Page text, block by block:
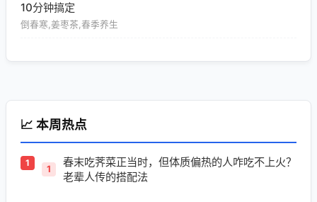
10分钟搞定
倒春寒,姜枣茶,春季养生
📈 本周热点
1
春末吃荠菜正当时，但体质偏热的人咋吃不上火？
老辈人传的搭配法